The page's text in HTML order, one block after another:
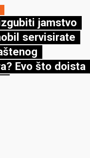
jamstvo
servisirate
Evo što doista